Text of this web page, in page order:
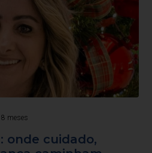
8 meses
onde cuidado,